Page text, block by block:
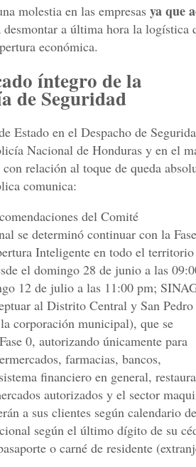
molestia en las empresas ya que
desmontar a última hora la logística
económica.
íntegro de la
de Seguridad
Estado en el Despacho de
Nacional de Honduras y en el
relación al toque de queda
comunica:
del Comité
se determinó continuar con la
Inteligente en todo el territorio
el domingo 28 de junio a las
12 de julio a las 11:00 pm;
al Distrito Central y San
corporación municipal), que se
0, autorizando únicamente para
farmacias, bancos,
financiero en general,
autorizados y el sector
a sus clientes según calendario de
según el último dígito de su
o carné de residente